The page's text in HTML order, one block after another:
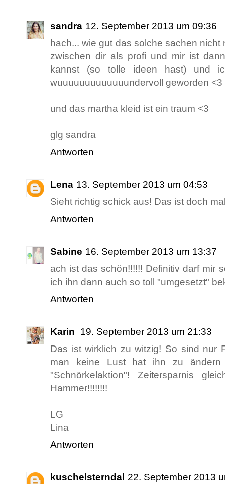
sandra 12. September 2013 um 09:36
hach... wie gut das solche sachen
zwischen dir als profi und mir ist
kannst (so tolle ideen hast) und
wuuuuuuuuuuuuundervoll geworden <3
und das martha kleid ist ein traum <3
glg sandra
Antworten
Lena 13. September 2013 um 04:53
Sieht richtig schick aus! Das ist doch
Antworten
Sabine 16. September 2013 um 13:37
ach ist das schön!!!!!! Definitiv darf mir
ich ihn dann auch so toll "umgesetzt"
Antworten
Karin
19. September 2013 um 21:33
Das ist wirklich zu witzig! So sind nur
man keine Lust hat ihn zu ändern
"Schnörkelaktion"! Zeitersparnis
Hammer!!!!!!!!
LG
Lina
Antworten
kuschelsterndal 22. September 2013